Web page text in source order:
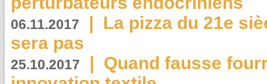
06.11.2017 | La pizza du 21e
sera pas
25.10.2017 | Quand fausse